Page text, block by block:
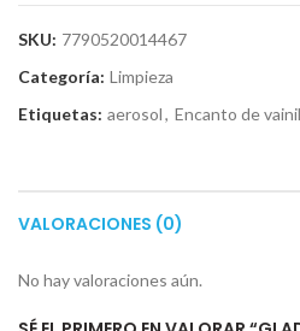
SKU: 7790520014467
Categoría: Limpieza
Etiquetas: aerosol, Encanto de
VALORACIONES (0)
No hay valoraciones aún.